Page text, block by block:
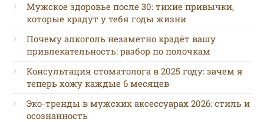
Мужское здоровье после 30: тихие привычки,
которые крадут у тебя годы жизни
Почему алкоголь незаметно крадёт вашу
привлекательность: разбор по полочкам
Консультация стоматолога в 2025 году: зачем я
теперь хожу каждые 6 месяцев
Эко-тренды в мужских аксессуарах 2026: стиль и
осознанность